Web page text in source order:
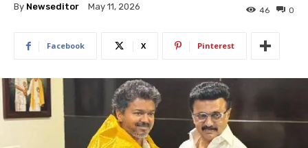
By Newseditor May 11, 2026 0
46
Facebook X Pinterest